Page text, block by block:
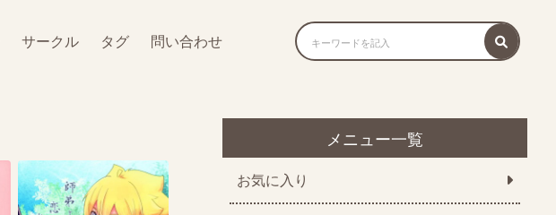
サークル タグ 問い合わせ
メニュー一覧
お気に入り